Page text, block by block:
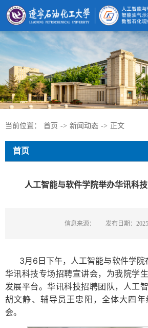
当前位置： 首页 -> 新闻动态 -> 正文
首页
人工智能与软件学院举办华讯科
信息来源： 发布日期：
3月6日下午，人工智能与软件学院
华讯科技专场招聘宣讲会，为我院学
发展平台。华讯科技招聘团队，人工
胡文静、辅导员王忠阳，全体大四
会。